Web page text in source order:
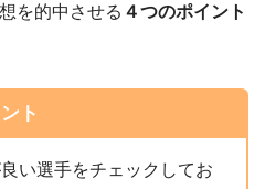
を的中させる ４つのポイント
ト
い選手をチェックしてお